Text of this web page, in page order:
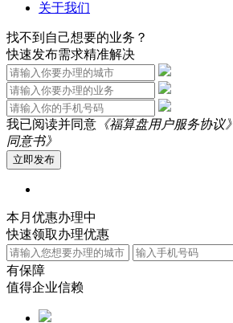
关于我们
找不到自己想要的业务？
快速发布需求精准解决
我已阅读并同意 《福算盘用户服务协议》
同意书》
本月优惠办理中
快速领取办理优惠
有保障
值得企业信赖